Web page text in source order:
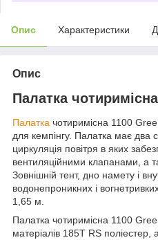
Опис Характеристики
Опис
Палатка
Палатка чотиримісна 1100
для кемпінгу. Палатка має два
циркуляція повітря в яких
вентиляційними клапанами, а
Зовнішній тент, дно намету і
водонепроникних і
1,65 м.
Палатка чотиримісна 1100
матеріалів 185T RS поліестер,